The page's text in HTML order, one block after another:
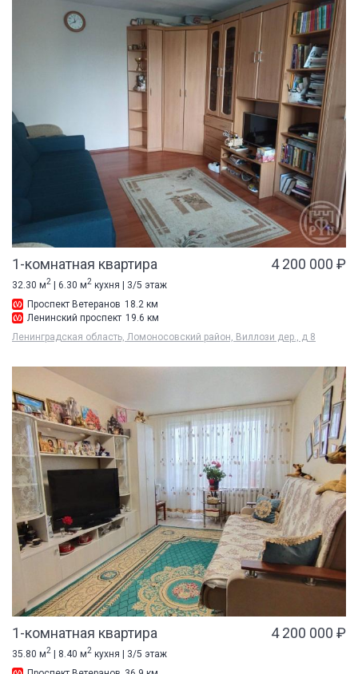
1-комнатная квартира 4 200 000 ₽
32.30 м2 | 6.30 м2 кухня | 3/5 этаж
Проспект Ветеранов 18.2 км
Ленинский проспект 19.6 км
Ленинградская область, Ломоносовский район, Виллози дер., д 8
1-комнатная квартира 4 200 000 ₽
35.80 м2 | 8.40 м2 кухня | 3/5 этаж